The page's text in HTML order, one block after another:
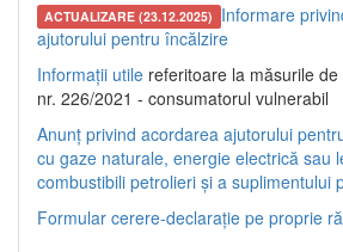
ACTUALIZARE (23.12.2025) Informare
ajutorului pentru încălzire
Informații utile referitoare la măsurile
nr. 226/2021 - consumatorul vulnerabil
Anunț privind acordarea ajutorului
cu gaze naturale, energie electrică sau
combustibili petrolieri și a suplimentului
Formular cerere-declarație pe proprie